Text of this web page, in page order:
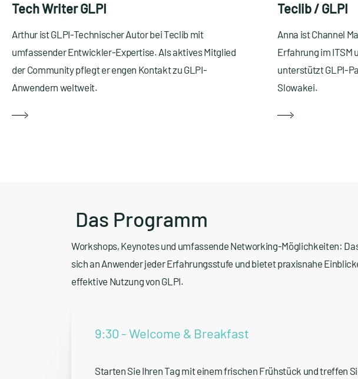
Tech Writer GLPI
Arthur ist GLPI-Technischer Autor bei Teclib mit
umfassender Entwickler-Expertise. Als aktives Mitglied
der Community pflegt er engen Kontakt zu GLPI-
Anwendern weltweit.
Teclib / GLPI
Anna ist Channel
Erfahrung im ITSM
unterstützt GLPI-
Slowakei.
Das Programm
Workshops, Keynotes und umfassende Networking-Möglichkeiten:
sich an Anwender jeder Erfahrungsstufe und bietet praxisnahe
effektive Nutzung von GLPI.
9:30 - Welcome & Breakfast
Starten Sie Ihren Tag mit einem frischen Frühstück und treffen